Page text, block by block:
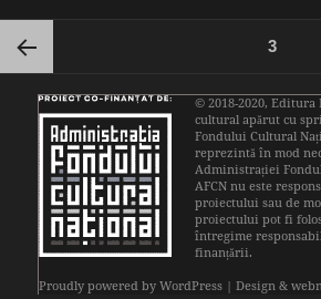
pagination
Previous
page
PAGE3
© 2018-2020,Editura
cultural apărut cu
Fondului Cultural
reprezintă în mod
Administrației
AFCN nu este
proiectului sau de
proiectului pot fi
întregime
finanțării.
Proudly powered by WordPress | Design &